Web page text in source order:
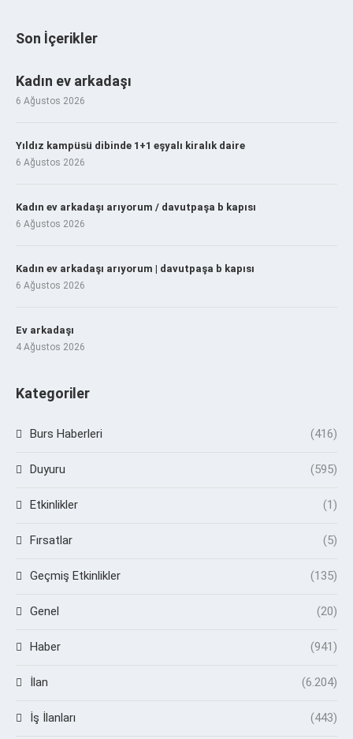
Son İçerikler
Kadın ev arkadaşı
6 Ağustos 2026
Yıldız kampüsü dibinde 1+1 eşyalı kiralık daire
6 Ağustos 2026
Kadın ev arkadaşı arıyorum / davutpaşa b kapısı
6 Ağustos 2026
Kadın ev arkadaşı arıyorum | davutpaşa b kapısı
6 Ağustos 2026
Ev arkadaşı
4 Ağustos 2026
Kategoriler
Burs Haberleri (416)
Duyuru (595)
Etkinlikler (1)
Fırsatlar (5)
Geçmiş Etkinlikler (135)
Genel (20)
Haber (941)
İlan (6.204)
İş İlanları (443)